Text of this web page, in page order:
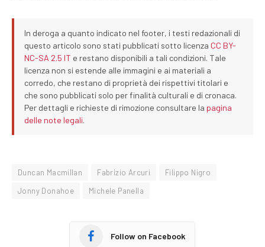
In deroga a quanto indicato nel footer, i testi redazionali di
questo articolo sono stati pubblicati sotto licenza CC BY-
NC-SA 2.5 IT e restano disponibili a tali condizioni. Tale
licenza non si estende alle immagini e ai materiali a
corredo, che restano di proprietà dei rispettivi titolari e
che sono pubblicati solo per finalità culturali e di cronaca.
Per dettagli e richieste di rimozione consultare la pagina
delle note legali.
Duncan Macmillan Fabrizio Arcuri
Filippo Nigro
Jonny Donahoe
Michele Panella
Follow on Facebook